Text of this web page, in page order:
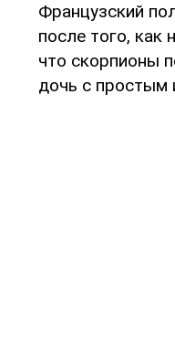
Французский
после того, как
что скорпионы
дочь с простым